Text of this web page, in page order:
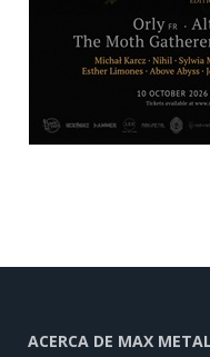
ACERCA DE MAX METAL